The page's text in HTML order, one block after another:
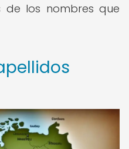
los nombres que